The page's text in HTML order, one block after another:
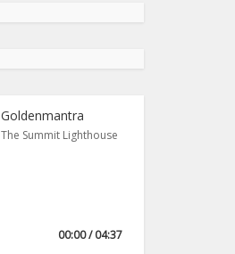
Goldenmantra
The Summit Lighthouse
00:00 / 04:37